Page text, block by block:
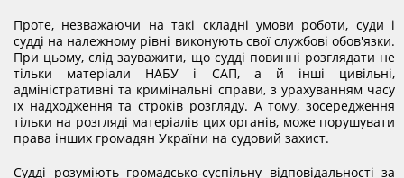
СОЦІОЛОГІЧНІ ОПИТУВАННЯ
СИСТЕМА ОЦІНЮВАННЯ
Проте, незважаючи на такі складні умови роботи, суди і
судді на належному рівні виконують свої службові обов'язки.
При цьому, слід зауважити, що судді повинні розглядати не
тільки матеріали НАБУ і САП, а й інші цивільні,
адміністративні та кримінальні справи, з урахуванням часу
їх надходження та строків розгляду. А тому, зосередження
тільки на розгляді матеріалів цих органів, може порушувати
права інших громадян України на судовий захист.
Судді розуміють громадсько-суспільну відповідальності за